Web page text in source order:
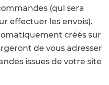
(qui sera
effectuer les envois).
créés sur
de vous adresser
issues de votre site